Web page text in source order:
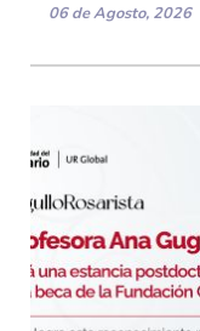
06 de Agosto, 2026